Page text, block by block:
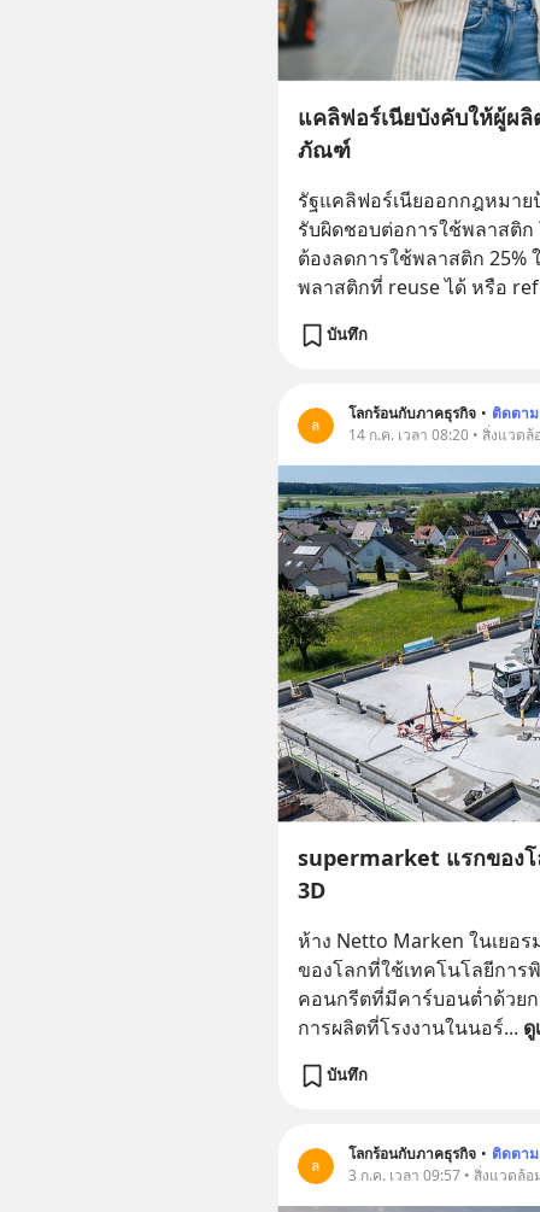
แคลิฟอร์เนียบังคับให้ผู้ผ
ภัณฑ์
รัฐแคลิฟอร์เนียออกกฎหมา
รับผิดชอบต่อการใช้พลาสติก
ต้องลดการใช้พลาสติก
พลาสติกที่ reuse ได้ หรือ ref
บันทึก
ล
โลกร้อนกับภาคธุรกิจ • ติดตาม
14 ก.ค. เวลา 08:20 • สิ่งแวดล้
supermarket แรกของ
3D
ห้าง Netto Marken ในเยอ
ของโลกที่ใช้เทคโนโลยีการ
คอนกรีตที่มีคาร์บอนต่ำด้วย
การผลิตที่โรงงานในนอร์... ดู
บันทึก
ล
โลกร้อนกับภาคธุรกิจ • ติดตาม
3 ก.ค. เวลา 09:57 • สิ่งแวดล้อ